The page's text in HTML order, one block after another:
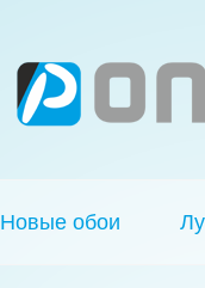
Новые обои